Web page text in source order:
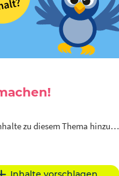
zu diesem Thema hinzu…